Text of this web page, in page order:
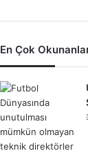
En Çok